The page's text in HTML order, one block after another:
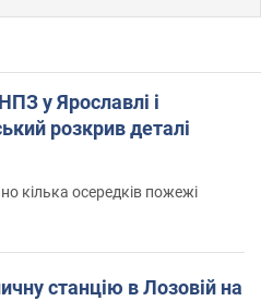
у Ярославлі і
розкрив деталі
кілька осередків пожежі
станцію в Лозовій на